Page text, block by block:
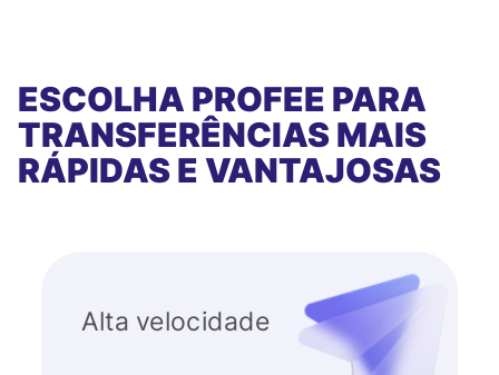
ESCOLHA PROFEE PARA
TRANSFERÊNCIAS MAIS
RÁPIDAS E VANTAJOSAS
Alta velocidade